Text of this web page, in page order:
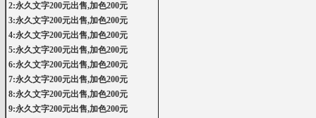
2:永久文字200元出售,加色200元
3:永久文字200元出售,加色200元
4:永久文字200元出售,加色200元
5:永久文字200元出售,加色200元
6:永久文字200元出售,加色200元
7:永久文字200元出售,加色200元
8:永久文字200元出售,加色200元
9:永久文字200元出售,加色200元